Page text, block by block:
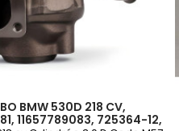
BMW 530D 218 CV,
11657789083, 725364-12,